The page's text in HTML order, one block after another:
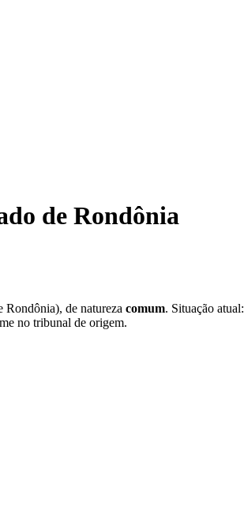
de Rondônia
Rondônia), de natureza comum. Situação atual:
no tribunal de origem.